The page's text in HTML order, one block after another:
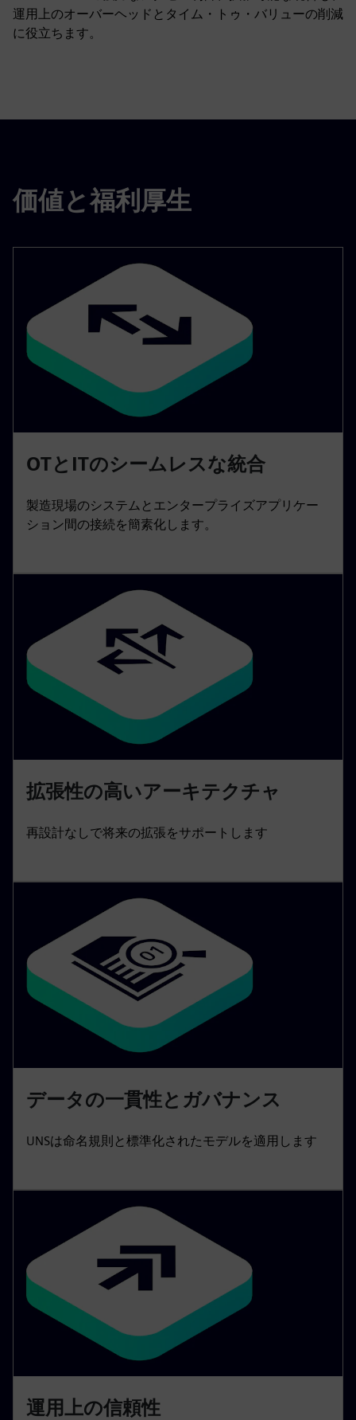
運用上のオーバーヘッドとタイム・トゥ・バリューの削減
に役立ちます。
価値と福利厚生
OTとITのシームレスな統合
製造現場のシステムとエンタープライズアプリケー
ション間の接続を簡素化します。
拡張性の高いアーキテクチャ
再設計なしで将来の拡張をサポートします
データの一貫性とガバナンス
UNSは命名規則と標準化されたモデルを適用します
運用上の信頼性